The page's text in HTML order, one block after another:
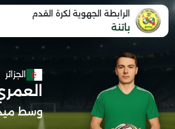
الرابطة الجهوية لكرة القدم
باتنة
الجزائر
وسط